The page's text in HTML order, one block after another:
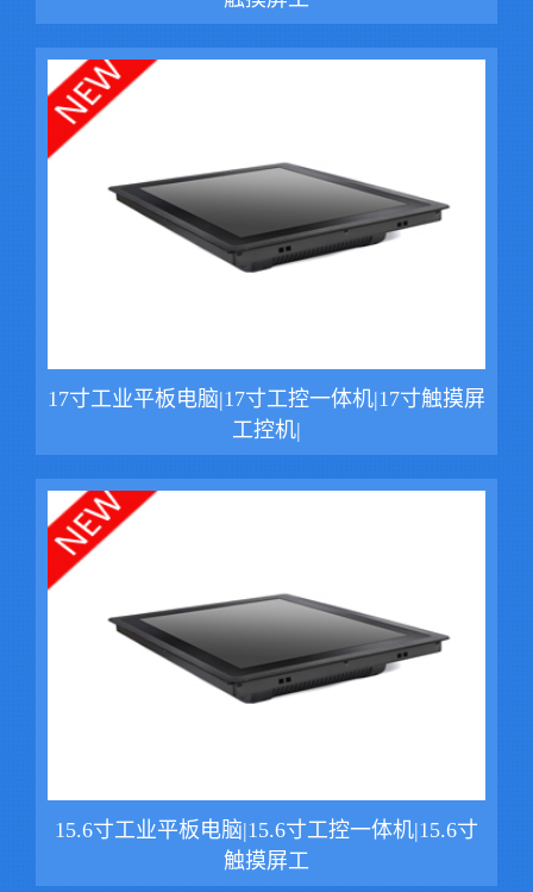
17寸工业平板电脑|17寸工控一体机|17寸触摸屏
工控机|
15.6寸工业平板电脑|15.6寸工控一体机|15.6寸
触摸屏工